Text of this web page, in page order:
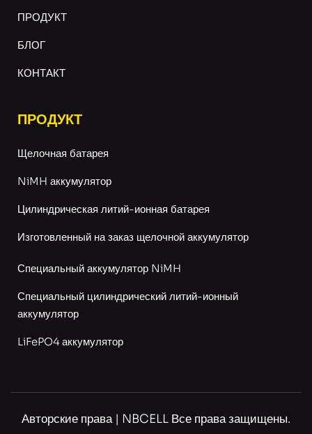
ПРОДУКТ
БЛОГ
КОНТАКТ
ПРОДУКТ
Щелочная батарея
NiMH аккумулятор
Цилиндрическая литий-ионная батарея
Изготовленный на заказ щелочной аккумулятор
Специальный аккумулятор NiMH
Специальный цилиндрический литий-ионный
аккумулятор
LiFePO4 аккумулятор
Авторские права | NBCELL Все права защищены.